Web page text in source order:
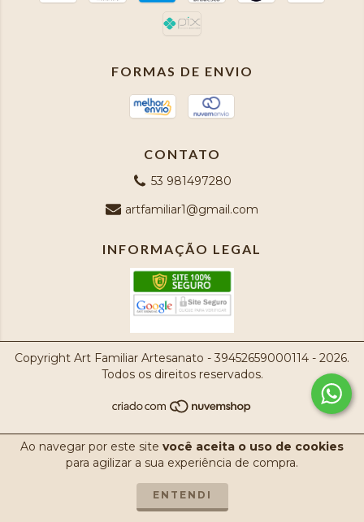
Ao navegar por este site você aceita o uso de cookies
para agilizar a sua experiência de compra.
ENTENDI
FORMAS DE ENVIO
CONTATO
53 981497280
artfamiliar1@gmail.com
INFORMAÇÃO LEGAL
Copyright Art Familiar Artesanato - 39452659000114 - 2026.
Todos os direitos reservados.